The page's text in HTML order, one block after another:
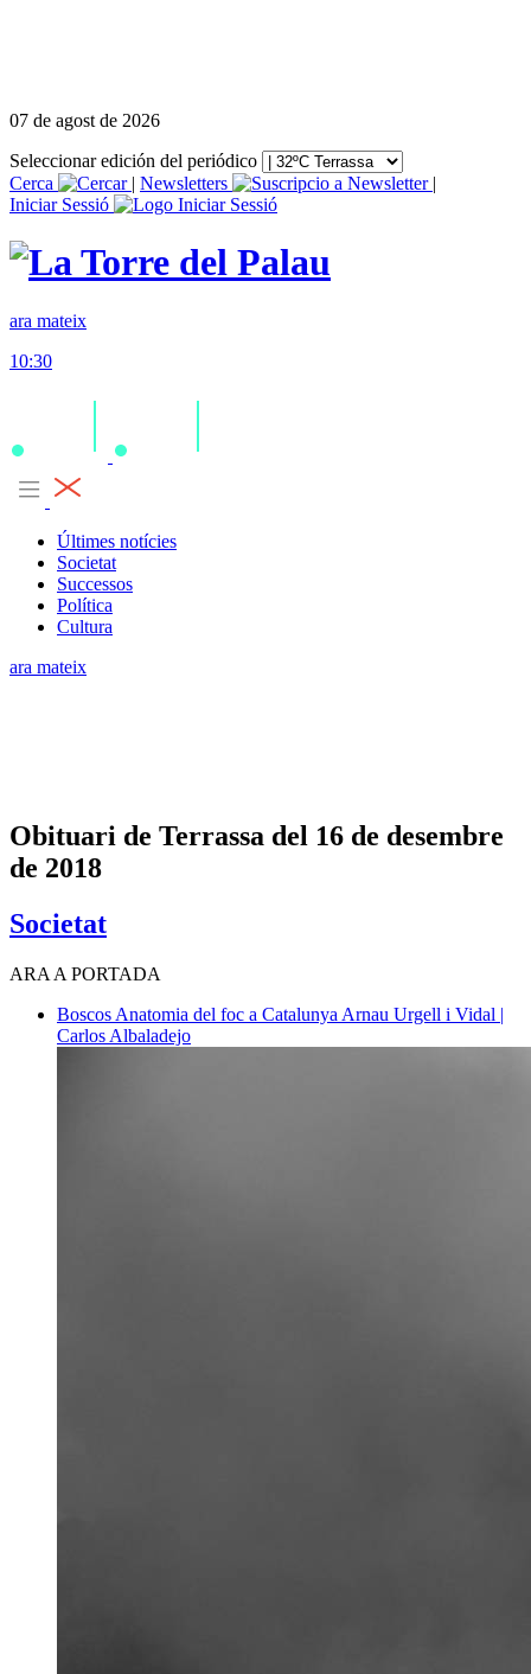
07 de agost de 2026
Seleccionar edición del periódico
Cerca
| Newsletters
|
Iniciar Sessió
ara mateix
10:30
Últimes notícies
Societat
Successos
Política
Cultura
ara mateix
Obituari de Terrassa del 16 de desembre
de 2018
Societat
ARA A PORTADA
Boscos Anatomia del foc a Catalunya Arnau Urgell i Vidal |
Carlos Albaladejo